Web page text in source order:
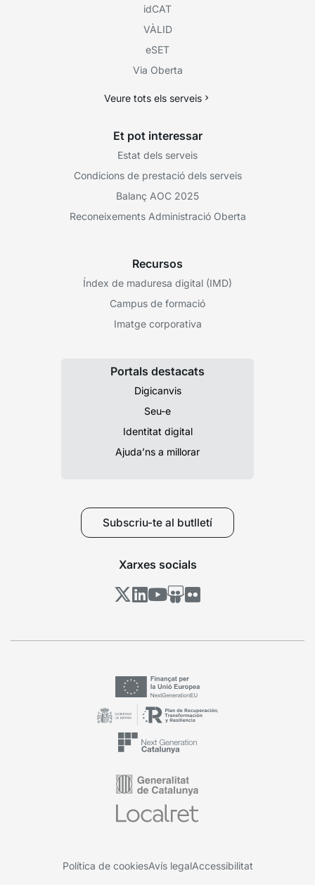
idCAT
VÀLID
eSET
Via Oberta
Veure tots els serveis
Et pot interessar
Estat dels serveis
Condicions de prestació dels serveis
Balanç AOC 2025
Reconeixements Administració Oberta
Recursos
Índex de maduresa digital (IMD)
Campus de formació
Imatge corporativa
Portals destacats
Digicanvis
Seu-e
Identitat digital
Ajuda’ns a millorar
Subscriu-te al butlletí
Xarxes socials
Política de cookiesAvís legalAccessibilitat